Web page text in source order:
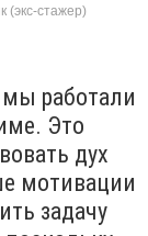
(экс-стажер)
мы работали
Это
дух
мотивации
задачу